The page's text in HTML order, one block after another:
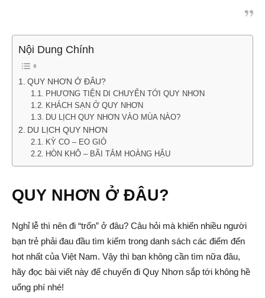
Nội Dung Chính
QUY NHƠN Ở ĐÂU?
PHƯƠNG TIỆN DI CHUYỂN TỚI QUY NHƠN
KHÁCH SẠN Ở QUY NHƠN
DU LỊCH QUY NHƠN VÀO MÙA NÀO?
DU LỊCH QUY NHƠN
KỲ CO – EO GIÓ
HÒN KHÔ – BÃI TẮM HOÀNG HẬU
QUY NHƠN Ở ĐÂU?
Nghỉ lễ thì nên đi “trốn” ở đâu? Câu hỏi mà khiến nhiều người
bạn trẻ phải đau đầu tìm kiếm trong danh sách các điểm đến
hot nhất của Việt Nam. Vậy thì bạn không cần tìm nữa đâu,
hãy đọc bài viết này để chuyến đi Quy Nhơn sắp tới không hề
uổng phí nhé!